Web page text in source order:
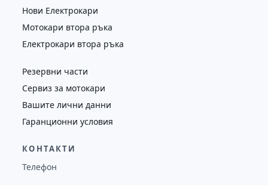
Нови Електрокари
Мотокари втора ръка
Електрокари втора ръка
Резервни части
Сервиз за мотокари
Вашите лични данни
Гаранционни условия
КОНТАКТИ
Телефон